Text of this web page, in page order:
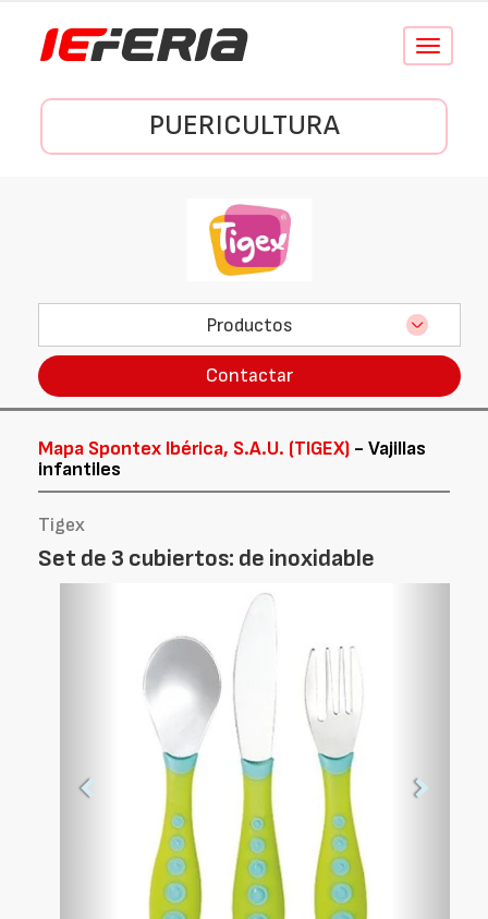
Conmutar
PUERICULTURA
Productos
Contactar
Mapa Spontex Ibérica, S.A.U. (TIGEX) - Vajillas
infantiles
Tigex
Set de 3 cubiertos: de inoxidable